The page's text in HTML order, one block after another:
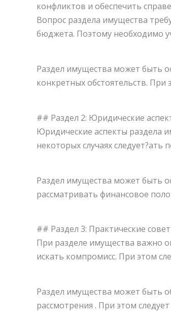
конфликтов и обеспечить
Вопрос раздела имущества
бюджета. Поэтому необходимо
Раздел имущества может быть
конкретных обстоятельств.
## Раздел 2: Юридические
Юридические аспекты раздела
некоторых случаях
Раздел имущества может быть
рассматривать финансовое
## Раздел 3: Практические
При разделе имущества важно
искать компромисс. При этом
Раздел имущества может быть
рассмотрения . При этом